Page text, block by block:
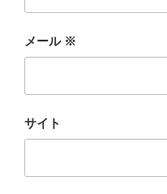
メール ※
サイト